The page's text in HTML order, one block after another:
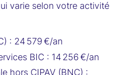
varie selon votre activité
: 24 579 €/an
BIC : 14 256 €/an
hors CIPAV (BNC) :